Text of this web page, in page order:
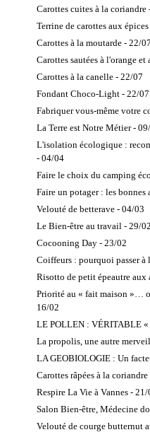
Carottes cuites à la coriandre
Terrine de carottes aux
Carottes à la moutarde - 22/07
Carottes sautées à l'orange
Carottes à la canelle - 22/07
Fondant Choco-Light - 22/07
Fabriquer vous-même votre
La Terre est Notre Métier -
L'isolation écologique :
- 04/04
Faire le choix du camping
Faire un potager : les bonnes
Velouté de betterave - 04/03
Le Bien-être au travail - 29/02
Cocooning Day - 23/02
Coiffeurs : pourquoi passer
Risotto de petit épeautre aux
Priorité au « fait maison »…
16/02
LE POLLEN : VÉRITABLE
La propolis, une autre
LA GEOBIOLOGIE : Un
Carottes râpées à la
Respire La Vie à Vannes - 21/
Salon Bien-être, Médecine
Velouté de courge butternut